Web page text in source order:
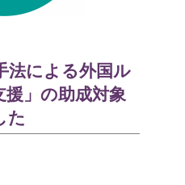
法による外国ル
援」の助成対象
た